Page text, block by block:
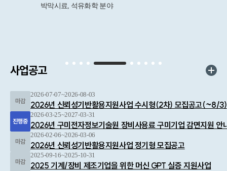
박막시료, 석유화학 분야
사업공고
2026-07-07~2026-08-03
2026년 신뢰성기반활용지원사업 수시형(2차) 모집공고(~8/3)
2026-03-25~2027-03-31
2026년 구미전자정보기술원 장비사용료 구미기업 감면지원 안
2026-02-06~2026-03-06
2026년 신뢰성기반활용지원사업 정기형 모집공고
2025-09-16~2025-10-31
2025 기계/장비 제조기업을 위한 머신 GPT 실증 지원사업